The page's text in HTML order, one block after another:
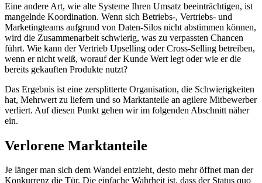
Eine andere Art, wie alte Systeme Ihren Umsatz beeinträchtigen, ist
mangelnde Koordination. Wenn sich Betriebs-, Vertriebs- und
Marketingteams aufgrund von Daten-Silos nicht abstimmen können,
wird die Zusammenarbeit schwierig, was zu verpassten Chancen
führt. Wie kann der Vertrieb Upselling oder Cross-Selling betreiben,
wenn er nicht weiß, worauf der Kunde Wert legt oder wie er die
bereits gekauften Produkte nutzt?
Das Ergebnis ist eine zersplitterte Organisation, die Schwierigkeiten
hat, Mehrwert zu liefern und so Marktanteile an agilere Mitbewerber
verliert. Auf diesen Punkt gehen wir im folgenden Abschnitt näher
ein.
Verlorene Marktanteile
Je länger man sich dem Wandel entzieht, desto mehr öffnet man der
Konkurrenz die Tür. Die einfache Wahrheit ist, dass der Status quo